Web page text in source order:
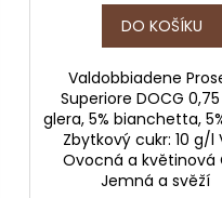
DO KOŠÍKU
Valdobbiadene
Superiore DOCG
glera, 5% bianchetta,
Zbytkový cukr: 10 g/l
Ovocná a květinová
Jemná a svěží